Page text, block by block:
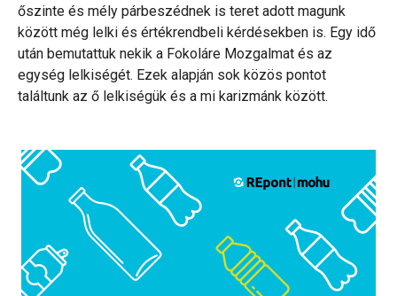
őszinte és mély párbeszédnek is teret adott magunk
között még lelki és értékrendbeli kérdésekben is. Egy idő
után bemutattuk nekik a Fokoláre Mozgalmat és az
egység lelkiségét. Ezek alapján sok közös pontot
találtunk az ő lelkiségük és a mi karizmánk között.